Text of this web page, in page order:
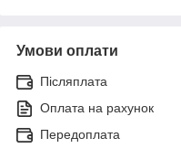
Умови оплати
Післяплата
Оплата на рахунок
Передоплата